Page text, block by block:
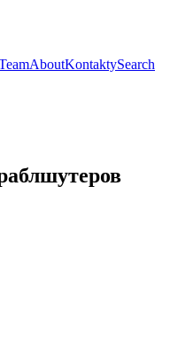
AboutKontaktySearch